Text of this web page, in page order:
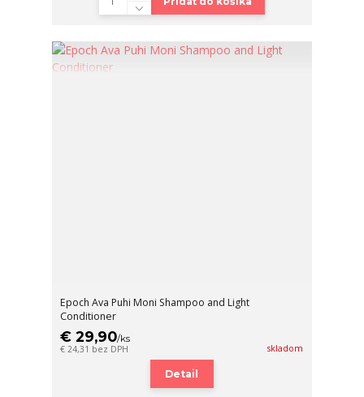
Epoch Ava Puhi Moni Shampoo and Light
Conditioner
€ 29,90/ks
€ 24,31 bez DPH skladom
Detail